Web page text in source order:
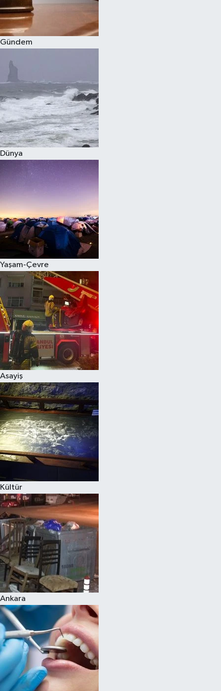
Gündem
Dünya
Yaşam-Çevre
Asayiş
Kültür
Ankara
Spor
Burç Yorumları
Eğitim
Hava Durumu
Kadın
Kim kimdir?
Kültür Sanat
Sağlık
Siyaset
Teknoloji
Televizyon
Yaşam-Çevre